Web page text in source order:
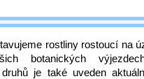
rostliny rostoucí na
botanických
je také uveden